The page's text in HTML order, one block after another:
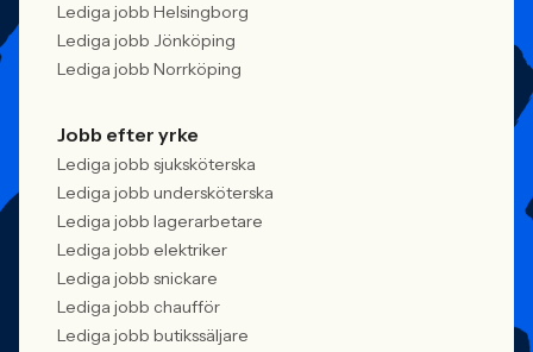
Lediga jobb Helsingborg
Lediga jobb Jönköping
Lediga jobb Norrköping
Jobb efter yrke
Lediga jobb sjuksköterska
Lediga jobb undersköterska
Lediga jobb lagerarbetare
Lediga jobb elektriker
Lediga jobb snickare
Lediga jobb chaufför
Lediga jobb butikssäljare